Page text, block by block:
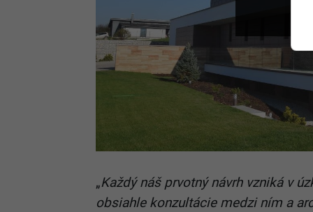
„Každý náš prvotný návrh vzniká v
obsiahle konzultácie medzi ním a